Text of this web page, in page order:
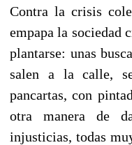
Contra la crisis
empapa la sociedad
plantarse: unas
salen a la calle,
pancartas, con
otra manera de
injusticias, todas